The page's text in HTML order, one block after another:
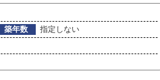
築年数
指定しない